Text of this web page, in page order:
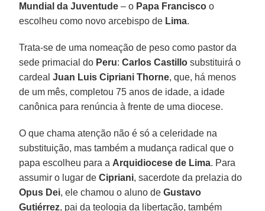
Mundial da Juventude – o Papa Francisco o
escolheu como novo arcebispo de Lima.
Trata-se de uma nomeação de peso como pastor da
sede primacial do Peru:Carlos Castillo substituirá o
cardealJuan Luis Cipriani Thorne, que, há menos
de um mês, completou 75 anos de idade, a idade
canônica para renúncia à frente de uma diocese.
O que chama atenção não é só a celeridade na
substituição, mas também a mudança radical que o
papa escolheu para a Arquidiocese de Lima. Para
assumir o lugar deCipriani, sacerdote da prelazia do
Opus Dei, ele chamou o aluno deGustavo
Gutiérrez, pai da teologia da libertação, também